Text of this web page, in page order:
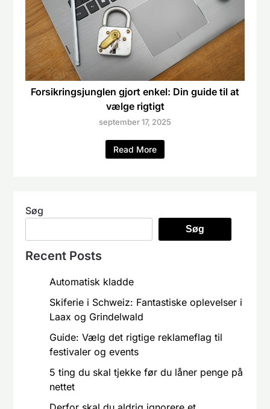
Forsikringsjunglen gjort enkel: Din guide til at
vælge rigtigt
september 17, 2025
Read More
Søg
Søg
Recent Posts
Automatisk kladde
Skiferie i Schweiz: Fantastiske oplevelser i
Laax og Grindelwald
Guide: Vælg det rigtige reklameflag til
festivaler og events
5 ting du skal tjekke før du låner penge på
nettet